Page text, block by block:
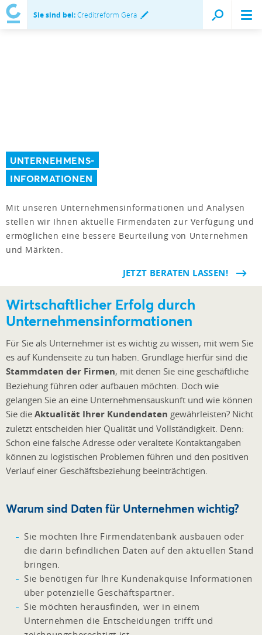
Sie sind bei:Creditreform Gera
UNTERNEHMENS-
INFORMATIONEN
Mit unseren Unternehmensinformationen und Analysen
stellen wir Ihnen aktuelle Firmendaten zur Verfügung und
ermöglichen eine bessere Beurteilung von Unternehmen
und Märkten.
JETZT BERATEN LASSEN!
Wirtschaftlicher Erfolg durch
Unternehmensinformationen
Für Sie als Unternehmer ist es wichtig zu wissen, mit wem Sie
es auf Kundenseite zu tun haben. Grundlage hierfür sind die
Stammdaten der Firmen, mit denen Sie eine geschäftliche
Beziehung führen oder aufbauen möchten. Doch wie
gelangen Sie an eine Unternehmensauskunft und wie können
Sie die Aktualität Ihrer Kundendaten gewährleisten? Nicht
zuletzt entscheiden hier Qualität und Vollständigkeit. Denn:
Schon eine falsche Adresse oder veraltete Kontaktangaben
können zu logistischen Problemen führen und den positiven
Verlauf einer Geschäftsbeziehung beeinträchtigen.
Warum sind Daten für Unternehmen wichtig?
Sie möchten Ihre Firmendatenbank ausbauen oder
die darin befindlichen Daten auf den aktuellen Stand
bringen.
Sie benötigen für Ihre Kundenakquise Informationen
über potenzielle Geschäftspartner.
Sie möchten herausfinden, wer in einem
Unternehmen die Entscheidungen trifft und